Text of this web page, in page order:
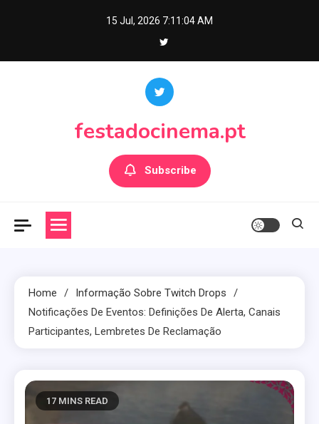
15 Jul, 2026 7:11:05 AM
festadocinema.pt
Subscribe
Home
Informação Sobre Twitch Drops
Notificações De Eventos: Definições De Alerta, Canais
Participantes, Lembretes De Reclamação
17 MINS READ